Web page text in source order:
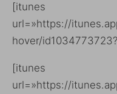
[itunes
url=»https://
hover/
[itunes
url=»https://